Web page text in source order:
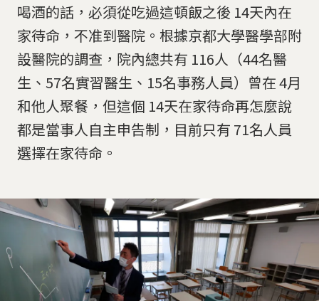
喝酒的話，必須從吃過這頓飯之後 14天內在
家待命，不准到醫院。根據京都大學醫學部附
設醫院的調查，院內總共有 116人（44名醫
生、57名實習醫生、15名事務人員）曾在 4月
和他人聚餐，但這個 14天在家待命再怎麼說
都是當事人自主申告制，目前只有 71名人員
選擇在家待命。